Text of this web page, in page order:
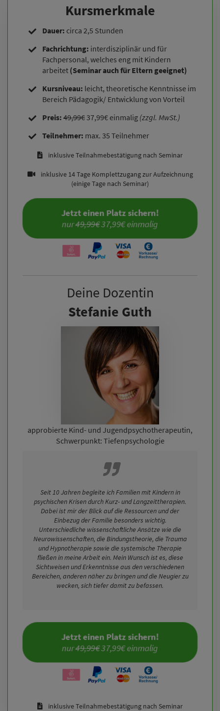
Kursmerkmale
Dauer: circa 2,5 Stunden
Fachrichtung: interdisziplinär und für
Fachpersonal, welches eng mit Kindern
arbeitet (Seminar auch für Eltern geeignet)
Kursniveau: leicht, theoretische Kenntnisse im
Bereich Pädagogik/ Entwicklung von Vorteil
Preis: 49,99€37,99€ einmalig (zzgl. MwSt.)
Teilnehmer: max. 35 Teilnehmer
inklusive Teilnahmebestätigung nach Seminar
inklusive 14 Tage Komplettzugang zur Aufzeichnung
(einige Tage nach Seminar)
Jetzt einen Platz sichern!
nur 49,99€ 37,99€ einmalig
Deine Dozentin
Stefanie Guth
approbierte Kind- und Jugendpsychotherapeutin,
Schwerpunkt: Tiefenpsychologie
Seit 10 Jahren begleite ich Familien mit Kindern in
psychischen Krisen durch Kurz- und Langzeittherapien.
Dabei ist mir der Blick auf die Ressourcen und der
Einbezug der Familie besonders wichtig.
Unterschiedliche wissenschaftliche Ansätze wie die
Neurowissenschaften, die Bindungstheorie, die Trauma
und Hypnotherapie sowie die systemische Therapie
fließen in meine Arbeit ein. Mein Wunsch ist es, diese
Sichtweisen und Erkenntnisse aus den verschiedenen
Bereichen, anderen näher zu bringen und die Neugier zu
wecken, sich tiefer damit zu befassen.
Jetzt einen Platz sichern!
nur 49,99€ 37,99€ einmalig
inklusive Teilnahmebestätigung nach Seminar